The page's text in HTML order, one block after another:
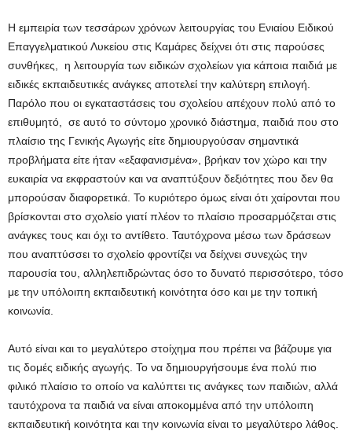
Η εμπειρία των τεσσάρων χρόνων λειτουργίας του Ενιαίου Ειδικού
Επαγγελματικού Λυκείου στις Καμάρες δείχνει ότι στις παρούσες
συνθήκες, η λειτουργία των ειδικών σχολείων για κάποια παιδιά με
ειδικές εκπαιδευτικές ανάγκες αποτελεί την καλύτερη επιλογή.
Παρόλο που οι εγκαταστάσεις του σχολείου απέχουν πολύ από το
επιθυμητό, σε αυτό το σύντομο χρονικό διάστημα, παιδιά που στο
πλαίσιο της Γενικής Αγωγής είτε δημιουργούσαν σημαντικά
προβλήματα είτε ήταν «εξαφανισμένα», βρήκαν τον χώρο και την
ευκαιρία να εκφραστούν και να αναπτύξουν δεξιότητες που δεν θα
μπορούσαν διαφορετικά. Το κυριότερο όμως είναι ότι χαίρονται που
βρίσκονται στο σχολείο γιατί πλέον το πλαίσιο προσαρμόζεται στις
ανάγκες τους και όχι το αντίθετο. Ταυτόχρονα μέσω των δράσεων
που αναπτύσσει το σχολείο φροντίζει να δείχνει συνεχώς την
παρουσία του, αλληλεπιδρώντας όσο το δυνατό περισσότερο, τόσο
με την υπόλοιπη εκπαιδευτική κοινότητα όσο και με την τοπική
κοινωνία.
Αυτό είναι και το μεγαλύτερο στοίχημα που πρέπει να βάζουμε για
τις δομές ειδικής αγωγής. Το να δημιουργήσουμε ένα πολύ πιο
φιλικό πλαίσιο το οποίο να καλύπτει τις ανάγκες των παιδιών, αλλά
ταυτόχρονα τα παιδιά να είναι αποκομμένα από την υπόλοιπη
εκπαιδευτική κοινότητα και την κοινωνία είναι το μεγαλύτερο λάθος.